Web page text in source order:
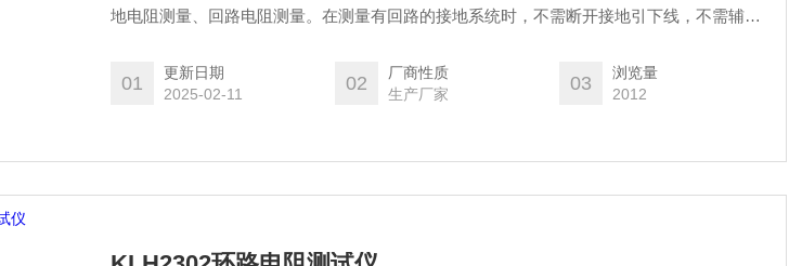
地电阻测量、回路电阻测量。在测量有回路的接地系统时，不需断开接地引下线，不需辅助
01
更新日期
2025-02-11
02
厂商性质
生产厂家
03
浏览量
2012